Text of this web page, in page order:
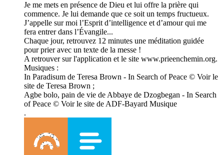
Je me mets en présence de Dieu et lui offre la prière qui
commence. Je lui demande que ce soit un temps fructueux.
J’appelle sur moi l’Esprit d’intelligence et d’amour qui me
fera entrer dans l’Évangile...
Chaque jour, retrouvez 12 minutes une méditation guidée
pour prier avec un texte de la messe !
A retrouver sur l'application et le site www.prieenchemin.org.
Musiques :
In Paradisum de Teresa Brown - In Search of Peace © Voir le
site de Teresa Brown ;
Agbe bolo, pain de vie de Abbaye de Dzogbegan - In Search
of Peace © Voir le site de ADF-Bayard Musique
.